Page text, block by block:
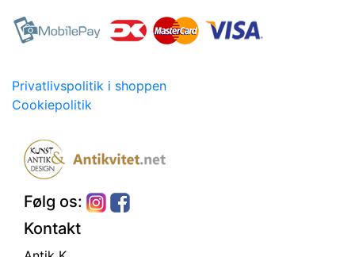
Privatlivspolitik i shoppen
Cookiepolitik
Følg os:
Kontakt